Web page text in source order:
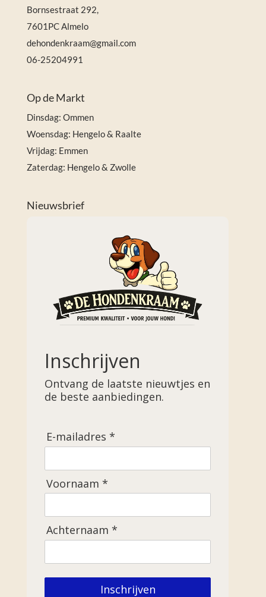
Bornsestraat 292,
7601PC Almelo
dehondenkraam@gmail.com
06-25204991
Op de Markt
Dinsdag: Ommen
Woensdag: Hengelo & Raalte
Vrijdag: Emmen
Zaterdag: Hengelo & Zwolle
Nieuwsbrief
Inschrijven
Ontvang de laatste nieuwtjes en
de beste aanbiedingen.
E-mailadres *
Voornaam *
Achternaam *
Inschrijven